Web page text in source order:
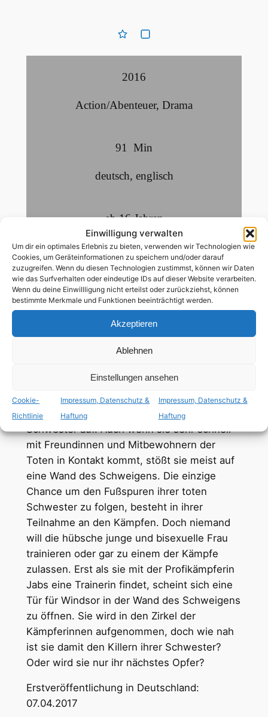
Einwilligung verwalten
Um dir ein optimales Erlebnis zu bieten, verwenden wir Technologien wie
Cookies, um Geräteinformationen zu speichern und/oder darauf
zuzugreifen. Wenn du diesen Technologien zustimmst, können wir Daten
wie das Surfverhalten oder eindeutige IDs auf dieser Website verarbeiten.
Wenn du deine Einwillligung nicht erteilst oder zurückziehst, können
bestimmte Merkmale und Funktionen beeinträchtigt werden.
Akzeptieren
Ablehnen
Einstellungen ansehen
Cookie-
Richtlinie
Impressum, Datenschutz &
Haftung
Impressum, Datenschutz &
Haftung
2016
Action/Abenteuer, Drama
91 Min
deutsch, englisch
ab 16 Jahren
lesbische Nebenrolle,bisexuelle Hauptrolle,
tiq+ Nebenrolle
Eine junge Frau wird in einem verlassenen
Industriegebiet tot aufgefunden. Offenbar ist
sie bei einem illegalen Free Fight um
Kampfgelder ums Leben gekommen, denn
dieser Ort ist auch als das Fight Valley
nur halbherzig nach. Windsor, die jüngere
Schwester der Toten, erscheint daraufhin in
der Stadt und nimmt die Lebensspuren ihrer
Schwester auf. Auch wenn sie sehr schnell
mit Freundinnen und Mitbewohnern der
Toten in Kontakt kommt, stößt sie meist auf
eine Wand des Schweigens. Die einzige
Chance um den Fußspuren ihrer toten
Schwester zu folgen, besteht in ihrer
Teilnahme an den Kämpfen. Doch niemand
will die hübsche junge und bisexuelle Frau
trainieren oder gar zu einem der Kämpfe
zulassen. Erst als sie mit der Profikämpferin
Jabs eine Trainerin findet, scheint sich eine
Tür für Windsor in der Wand des Schweigens
zu öffnen. Sie wird in den Zirkel der
Kämpferinnen aufgenommen, doch wie nah
ist sie damit den Killern ihrer Schwester?
Oder wird sie nur ihr nächstes Opfer?
Erstveröffentlichung in Deutschland:
07.04.2017